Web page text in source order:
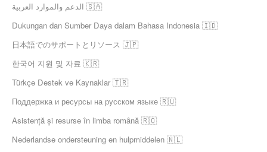
الدعم والموارد العربية 🇸🇦
Dukungan dan Sumber Daya dalam Bahasa Indonesia 🇮🇩
日本語でのサポートとリソース 🇯🇵
한국어 지원 및 자료 🇰🇷
Türkçe Destek ve Kaynaklar 🇹🇷
Поддержка и ресурсы на русском языке 🇷🇺
Asistență și resurse în limba română 🇷🇴
Nederlandse ondersteuning en hulpmiddelen 🇳🇱